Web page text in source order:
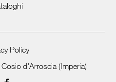
Policy
d'Arroscia (Imperia)